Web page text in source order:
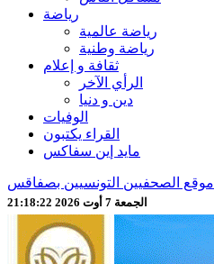
رياضة
رياضة عالمية
رياضة وطنية
ثقافة و إعلام
الرأي الآخر
دين و دنيا
الوفيات
القراء يكتبون
مايد إين سفاكس
موقع الصحفيين التونسيين بصفاقس
الجمعة 7 أوت 2026 21:18:24